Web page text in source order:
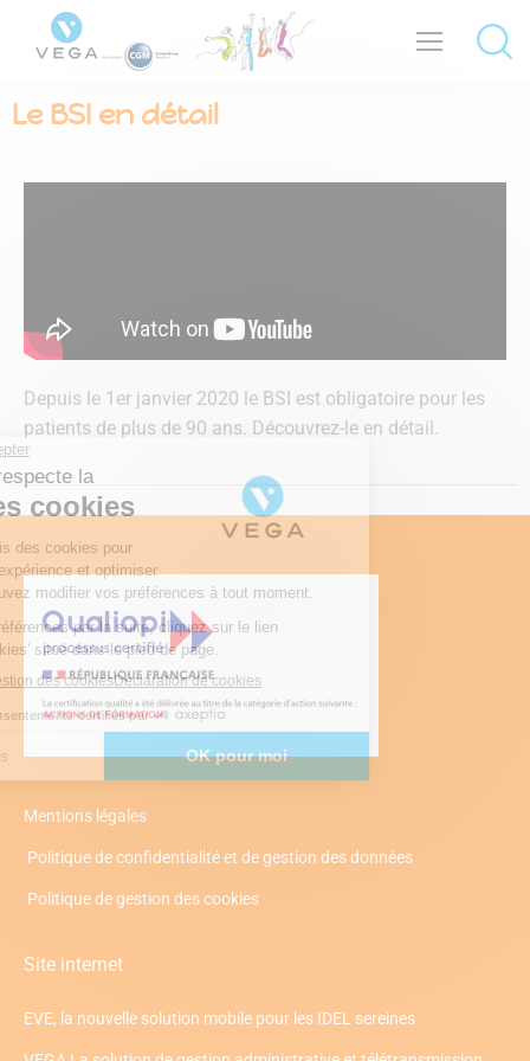
Le BSI en détail
Depuis le 1er janvier 2020 le BSI est obligatoire pour les
patients de plus de 90 ans. Découvrez-le en détail.
Mentions légales
Politique de confidentialité et de gestion des données
Politique de gestion des cookies
Site internet
EVE, la nouvelle solution mobile pour les IDEL sereines